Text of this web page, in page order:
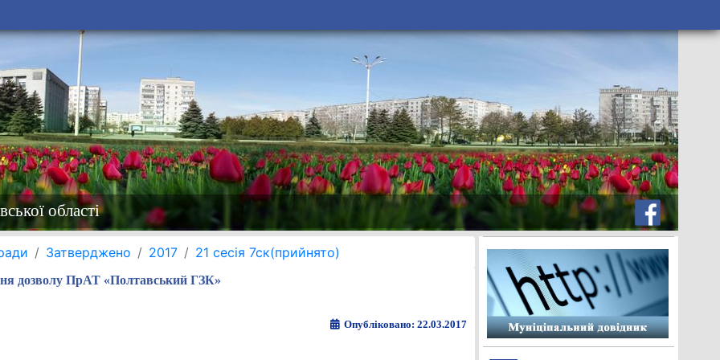
області
Затверджено 2017 21 сесія 7ск(прийнято)
дозволу ПрАТ «Полтавський ГЗК»
Опубліковано: 22.03.2017